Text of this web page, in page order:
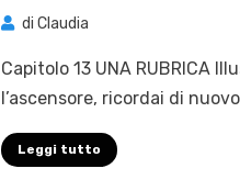
di Claudia
Capitolo 13 UNA RUBRICA
l’ascensore, ricordai di
Leggi tutto